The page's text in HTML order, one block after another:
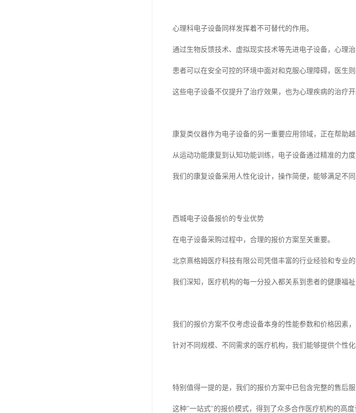
心理科电子设备同样发挥着不可替代的作用。
通过生物反馈技术、虚拟现实技术等先进电子设备，心理
患者可以在安全可控的环境中面对和克服心理障碍，医生
这些电子设备不仅提升了治疗效果，也为心理疾病的治疗开
康复类仪器作为电子设备的另一重要应用领域，正在帮助
从运动功能康复到认知功能训练，电子设备通过精准的力
我们的康复设备采用人性化设计，操作简便，能够满足不同
西城电子设备报价的专业优势
在电子设备采购过程中，合理的报价方案至关重要。
北京熹格姆医疗科技有限公司凭借丰富的行业经验和专业
我们深知，医疗机构的每一分投入都关系到患者的健康福
我们的报价方案不仅考虑设备本身的性能参数和价格因素
针对不同规模、不同需求的医疗机构，我们能够提供个性
特别值得一提的是，我们的报价方案中已包含完整的售后
这种"一站式"的报价模式，得到了众多合作医疗机构的高度